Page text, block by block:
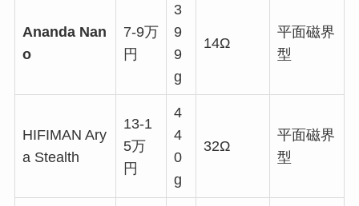
Ananda Nan
o
7-9万
円
3
9
9
g
14Ω
平面磁界
型
HIFIMAN Ary
a Stealth
13-1
5万
円
4
4
0
g
32Ω
平面磁界
型